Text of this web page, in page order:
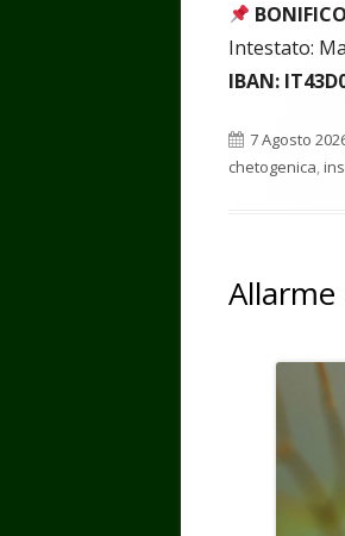
Intestato:
IBAN:
Pubblicato
7 Agosto
chetogenica,
Allarme